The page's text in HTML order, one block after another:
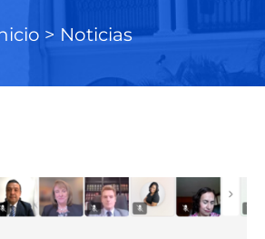
> Noticias
PagePagePagePage